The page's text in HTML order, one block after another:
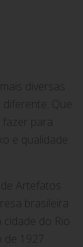
diversas
Que
fazer para
e qualidade
Artefatos
brasileira
do Rio
de 1927